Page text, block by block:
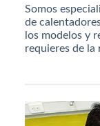
Somos
de
los modelos y
requieres de la